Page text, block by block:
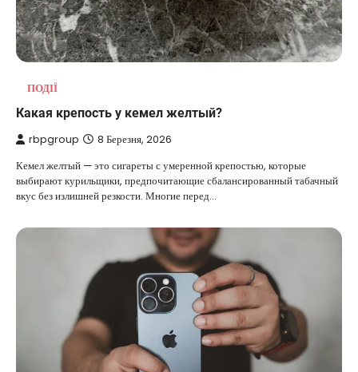
ПОДІЇ
Какая крепость у кемел желтый?
rbpgroup 8 Березня, 2026
Кемел желтый — это сигареты с умеренной крепостью, которые
выбирают курильщики, предпочитающие сбалансированный табачный
вкус без излишней резкости. Многие перед…